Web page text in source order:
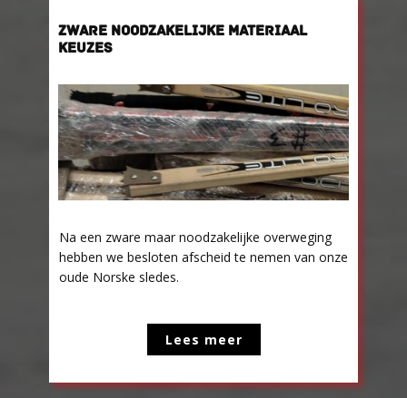
ZWARE NOODZAKELIJKE MATERIAAL
KEUZES
Na een zware maar noodzakelijke overweging
hebben we besloten afscheid te nemen van onze
oude Norske sledes.
Lees meer